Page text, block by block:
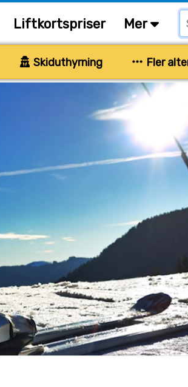
Liftkortspriser Mer
Skiduthyrning Fler